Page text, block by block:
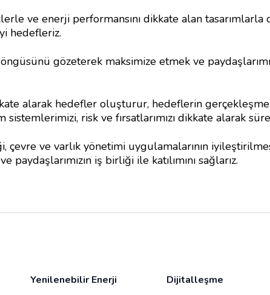
ve enerji performansını dikkate alan tasarımlarla
hedefleriz.
gözeterek maksimize etmek ve
alarak hedefler oluşturur, hedeflerin
sistemlerimizi, risk ve fırsatlarımızı dikkate alarak
ve varlık yönetimi uygulamalarının
iş birliği ile katılımını sağlarız.
Yenilenebilir Enerji Dijitalleşme